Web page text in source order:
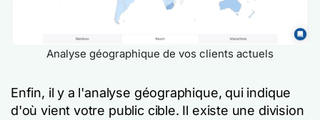
Analyse géographique de vos clients actuels
Enfin, il y a l'analyse géographique, qui indique
d'où vient votre public cible. Il existe une division